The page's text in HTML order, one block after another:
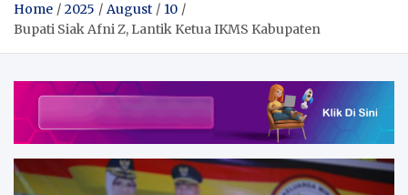
Home 2025 August
10
Bupati Siak Afni Z, Lantik Ketua IKMS Kabupaten